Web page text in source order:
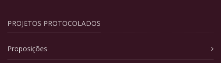
PROJETOS PROTOCOLADOS
Proposições